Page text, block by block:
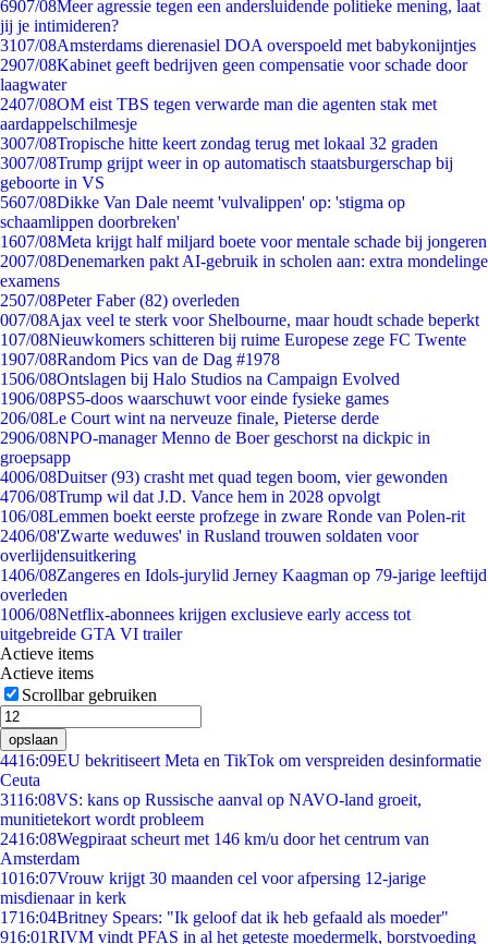
6907/08Meer agressie tegen een andersluidende politieke mening, laat
jij je intimideren?
3107/08Amsterdams dierenasiel DOA overspoeld met babykonijntjes
2907/08Kabinet geeft bedrijven geen compensatie voor schade door
laagwater
2407/08OM eist TBS tegen verwarde man die agenten stak met
aardappelschilmesje
3007/08Tropische hitte keert zondag terug met lokaal 32 graden
3007/08Trump grijpt weer in op automatisch staatsburgerschap bij
geboorte in VS
5607/08Dikke Van Dale neemt 'vulvalippen' op: 'stigma op
schaamlippen doorbreken'
1607/08Meta krijgt half miljard boete voor mentale schade bij jongeren
2007/08Denemarken pakt AI-gebruik in scholen aan: extra mondelinge
examens
2507/08Peter Faber (82) overleden
007/08Ajax veel te sterk voor Shelbourne, maar houdt schade beperkt
107/08Nieuwkomers schitteren bij ruime Europese zege FC Twente
1907/08Random Pics van de Dag #1978
1506/08Ontslagen bij Halo Studios na Campaign Evolved
1906/08PS5-doos waarschuwt voor einde fysieke games
206/08Le Court wint na nerveuze finale, Pieterse derde
2906/08NPO-manager Menno de Boer geschorst na dickpic in
groepsapp
4006/08Duitser (93) crasht met quad tegen boom, vier gewonden
4706/08Trump wil dat J.D. Vance hem in 2028 opvolgt
106/08Lemmen boekt eerste profzege in zware Ronde van Polen-rit
2406/08'Zwarte weduwes' in Rusland trouwen soldaten voor
overlijdensuitkering
1406/08Zangeres en Idols-jurylid Jerney Kaagman op 79-jarige leeftijd
overleden
1006/08Netflix-abonnees krijgen exclusieve early access tot
uitgebreide GTA VI trailer
Actieve items
Actieve items
Scrollbar gebruiken
opslaan
4416:09EU bekritiseert Meta en TikTok om verspreiden desinformatie
Ceuta
3116:08VS: kans op Russische aanval op NAVO-land groeit,
munitietekort wordt probleem
2416:08Wegpiraat scheurt met 146 km/u door het centrum van
Amsterdam
1016:07Vrouw krijgt 30 maanden cel voor afpersing 12-jarige
misdienaar in kerk
1716:04Britney Spears: "Ik geloof dat ik heb gefaald als moeder"
916:01RIVM vindt PFAS in al het geteste moedermelk, borstvoeding